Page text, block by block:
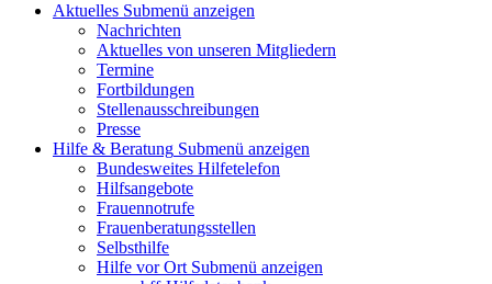
Aktuelles Submenü anzeigen
Nachrichten
Aktuelles von unseren Mitgliedern
Termine
Fortbildungen
Stellenausschreibungen
Presse
Hilfe & Beratung Submenü anzeigen
Bundesweites Hilfetelefon
Hilfsangebote
Frauennotrufe
Frauenberatungsstellen
Selbsthilfe
Hilfe vor Ort Submenü anzeigen